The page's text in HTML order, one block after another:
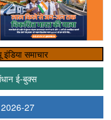
समाचार
ई-बुक्स
27